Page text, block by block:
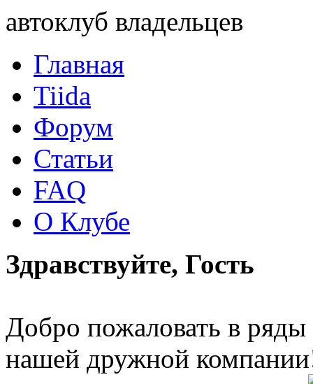
автоклуб владельцев
Главная
Tiida
Форум
Статьи
FAQ
О Клубе
Здравствуйте, Гость
Добро пожаловать в ряды
нашей дружной